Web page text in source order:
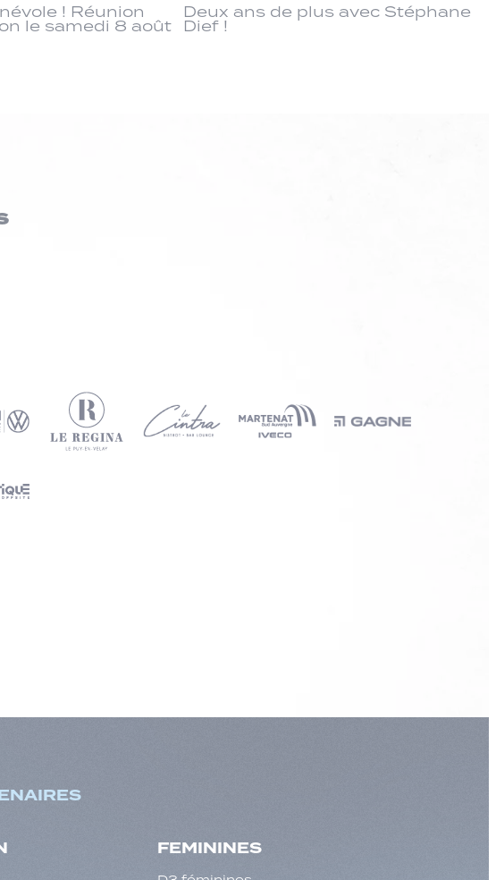
! Réunion
le samedi 8 août
Deux ans de plus avec Stéphane
Dief !
FEMININES